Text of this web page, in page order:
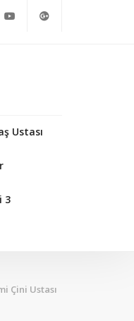
Ustası
3
Çini Ustası